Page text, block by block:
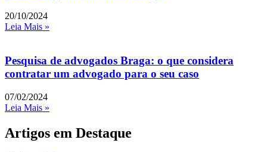
20/10/2024
Leia Mais »
Pesquisa de advogados Braga: o que considera
contratar um advogado para o seu caso
07/02/2024
Leia Mais »
Artigos em Destaque